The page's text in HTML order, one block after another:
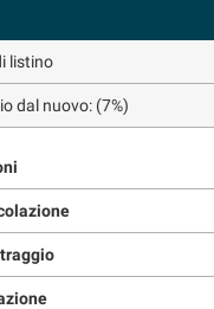
listino
dal nuovo: (7%)